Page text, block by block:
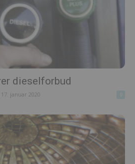
dieselforbud
17. januar 2020